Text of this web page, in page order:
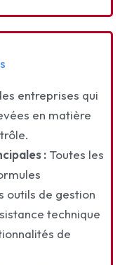
entreprises qui
en matière
: Toutes les
outils de gestion
technique
de